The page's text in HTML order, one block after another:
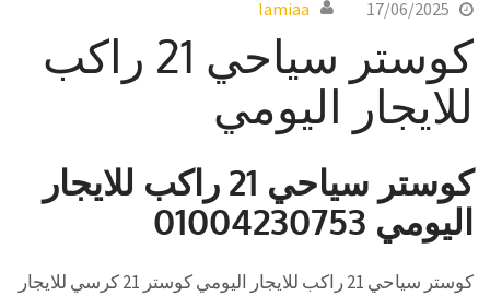
17/06/2025
lamiaa
كوستر سياحي 21 راكب
للايجار اليومي
كوستر سياحي 21 راكب للايجار
اليومي 01004230753
كوستر سياحي 21 راكب للايجار اليومي كوستر 21 كرسي للايجار